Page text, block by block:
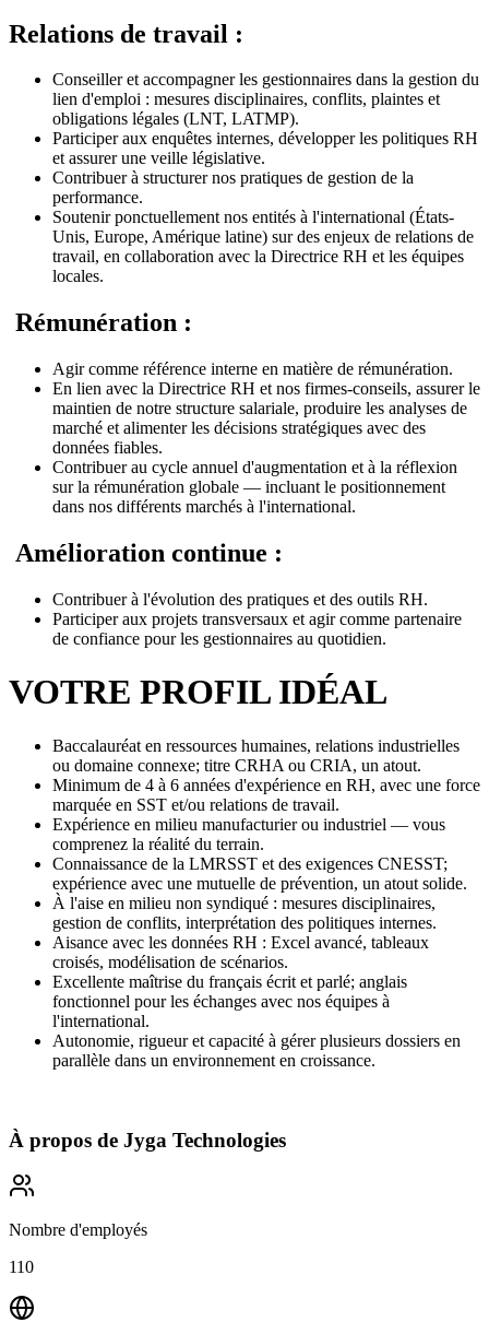
Relations de travail :
Conseiller et accompagner les gestionnaires dans la gestion du
lien d'emploi : mesures disciplinaires, conflits, plaintes et
obligations légales (LNT, LATMP).
Participer aux enquêtes internes, développer les politiques RH
et assurer une veille législative.
Contribuer à structurer nos pratiques de gestion de la
performance.
Soutenir ponctuellement nos entités à l'international (États-
Unis, Europe, Amérique latine) sur des enjeux de relations de
travail, en collaboration avec la Directrice RH et les équipes
locales.
Rémunération :
Agir comme référence interne en matière de rémunération.
En lien avec la Directrice RH et nos firmes-conseils, assurer le
maintien de notre structure salariale, produire les analyses de
marché et alimenter les décisions stratégiques avec des
données fiables.
Contribuer au cycle annuel d'augmentation et à la réflexion
sur la rémunération globale — incluant le positionnement
dans nos différents marchés à l'international.
Amélioration continue :
Contribuer à l'évolution des pratiques et des outils RH.
Participer aux projets transversaux et agir comme partenaire
de confiance pour les gestionnaires au quotidien.
VOTRE PROFIL IDÉAL
Baccalauréat en ressources humaines, relations industrielles
ou domaine connexe; titre CRHA ou CRIA, un atout.
Minimum de 4 à 6 années d'expérience en RH, avec une force
marquée en SST et/ou relations de travail.
Expérience en milieu manufacturier ou industriel — vous
comprenez la réalité du terrain.
Connaissance de la LMRSST et des exigences CNESST;
expérience avec une mutuelle de prévention, un atout solide.
À l'aise en milieu non syndiqué : mesures disciplinaires,
gestion de conflits, interprétation des politiques internes.
Aisance avec les données RH : Excel avancé, tableaux
croisés, modélisation de scénarios.
Excellente maîtrise du français écrit et parlé; anglais
fonctionnel pour les échanges avec nos équipes à
l'international.
Autonomie, rigueur et capacité à gérer plusieurs dossiers en
parallèle dans un environnement en croissance.
À propos de Jyga Technologies
Nombre d'employés
110